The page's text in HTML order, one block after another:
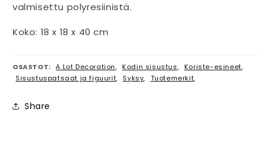
valmisettu polyresiinistä.
Koko: 18 x 18 x 40 cm
OSASTOT: A Lot Decoration, Kodin sisustus, Koriste-esineet,
Sisustuspatsaat ja figuurit, Syksy, Tuotemerkit,
Share